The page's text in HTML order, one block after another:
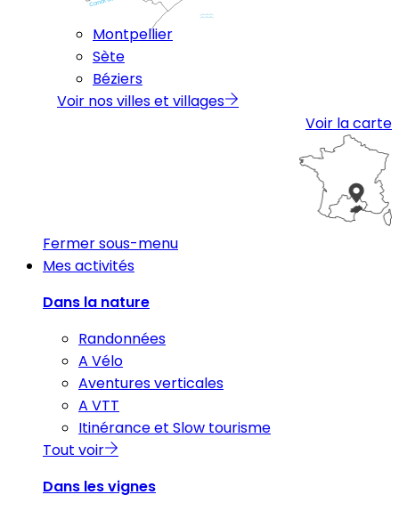
Montpellier
Sète
Béziers
Voir nos villes et villages
Voir la carte
Fermer sous-menu
Mes activités
Dans la nature
Randonnées
A Vélo
Aventures verticales
A VTT
Itinérance et Slow tourisme
Tout voir
Dans les vignes